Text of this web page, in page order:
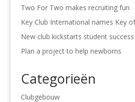
Two For Two makes recruiting fun
Key Club International names Key
New club kickstarts student success
Plan a project to help newborns
Categorieën
Clubgebouw